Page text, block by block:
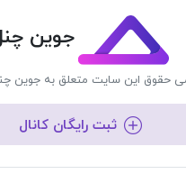
جوین
حقوق این سایت متعلق به جوین
ثبت رایگان کانال